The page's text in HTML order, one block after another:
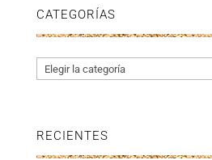
CATEGORÍAS
Categorías
RECIENTES